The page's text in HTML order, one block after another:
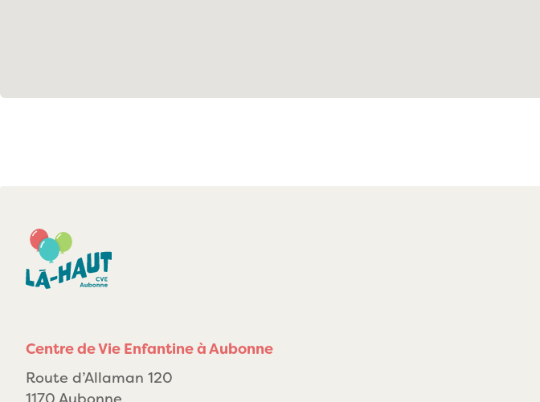
Centre de Vie Enfantine à Aubonne
Route d’Allaman 120